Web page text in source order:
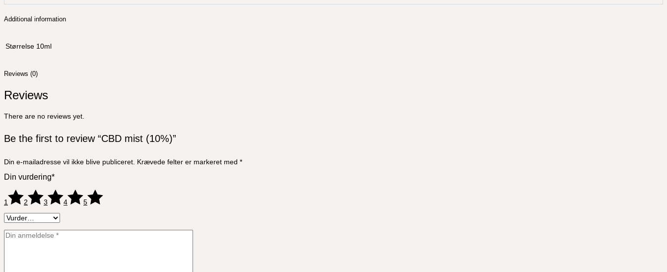
Additional information
Størrelse 10ml
Reviews (0)
Reviews
There are no reviews yet.
Be the first to review “CBD mist (10%)”
Din e-mailadresse vil ikke blive publiceret. Krævede felter er markeret med *
Din vurdering*
1 2 3 4 5